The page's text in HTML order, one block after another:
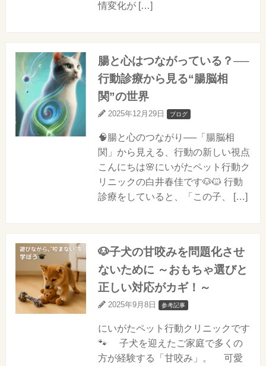
情変化が […]
腸と心はつながっている？──
行動診療から見る“腸脳相
関”の世界
2025年12月29日 ブログ
🧠腸と心のつながり──「腸脳相
関」から見える、行動の新しい視点
こんにちは🌸にいがたペット行動ク
リニックの白井春佳です🐶🐱 行動
診療をしていると、「この子、 […]
🐶子犬の甘咬みを問題化させ
ないために ～おもちゃ選びと
正しい対応がカギ！～
2025年9月8日 参考記事
にいがたペット行動クリニックです
🐾 子犬を迎えたご家庭で多くの
方が経験する「甘咬み」。 可愛